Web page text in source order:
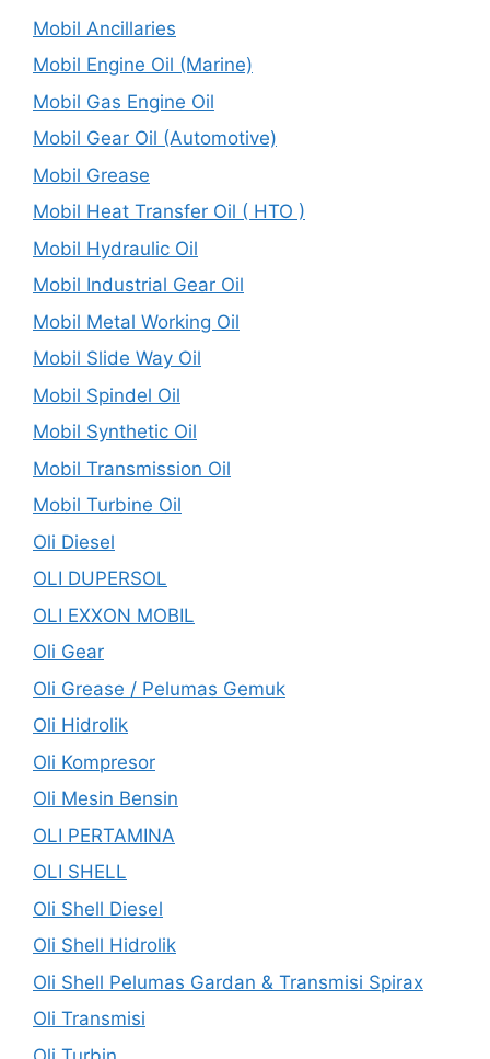
Mobil Ancillaries
Mobil Engine Oil (Marine)
Mobil Gas Engine Oil
Mobil Gear Oil (Automotive)
Mobil Grease
Mobil Heat Transfer Oil ( HTO )
Mobil Hydraulic Oil
Mobil Industrial Gear Oil
Mobil Metal Working Oil
Mobil Slide Way Oil
Mobil Spindel Oil
Mobil Synthetic Oil
Mobil Transmission Oil
Mobil Turbine Oil
Oli Diesel
OLI DUPERSOL
OLI EXXON MOBIL
Oli Gear
Oli Grease / Pelumas Gemuk
Oli Hidrolik
Oli Kompresor
Oli Mesin Bensin
OLI PERTAMINA
OLI SHELL
Oli Shell Diesel
Oli Shell Hidrolik
Oli Shell Pelumas Gardan & Transmisi Spirax
Oli Transmisi